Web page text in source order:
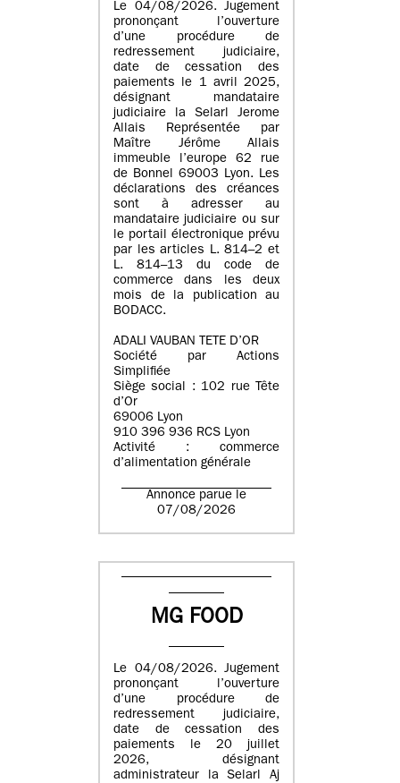
Le 04/08/2026. Jugement
prononçant l’ouverture
d’une procédure de
redressement judiciaire,
date de cessation des
paiements le 1 avril 2025,
désignant mandataire
judiciaire la Selarl Jerome
Allais Représentée par
Maître Jérôme Allais
immeuble l’europe 62 rue
de Bonnel 69003 Lyon. Les
déclarations des créances
sont à adresser au
mandataire judiciaire ou sur
le portail électronique prévu
par les articles L. 814–2 et
L. 814–13 du code de
commerce dans les deux
mois de la publication au
BODACC.
ADALI VAUBAN TETE D’OR
Société par Actions
Simplifiée
Siège social : 102 rue Tête
d’Or
69006 Lyon
910 396 936 RCS Lyon
Activité : commerce
d’alimentation générale
Annonce parue le
07/08/2026
MG FOOD
Le 04/08/2026. Jugement
prononçant l’ouverture
d’une procédure de
redressement judiciaire,
date de cessation des
paiements le 20 juillet
2026, désignant
administrateur la Selarl Aj